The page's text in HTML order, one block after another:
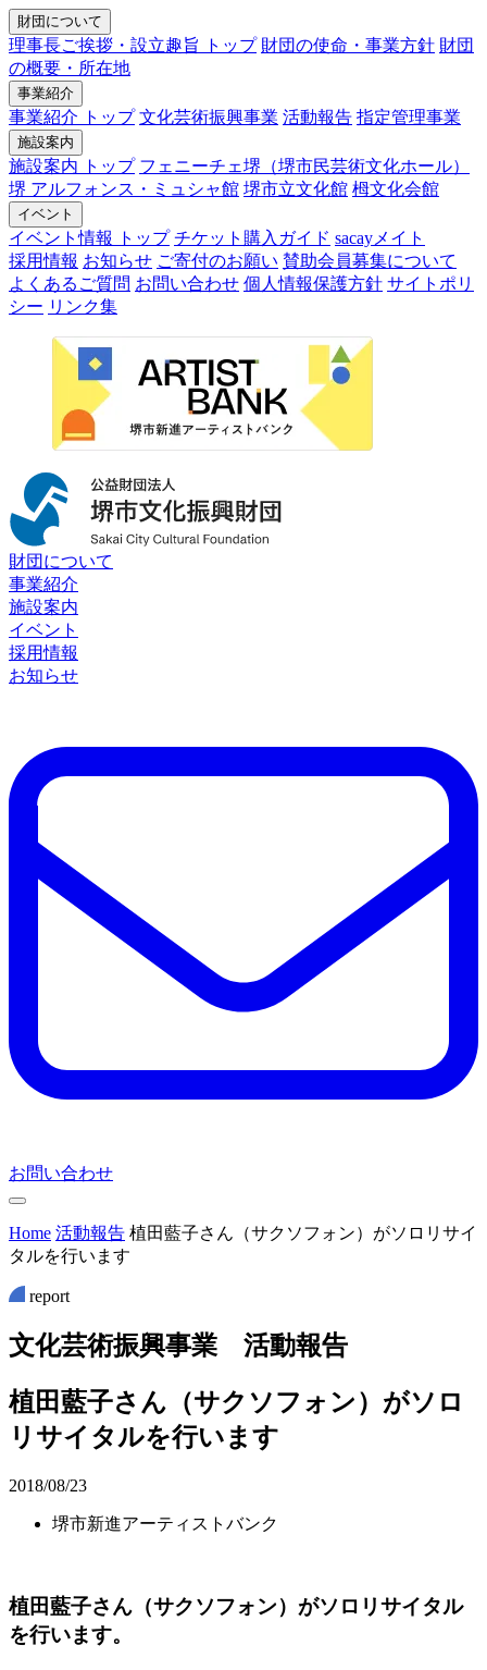
財団について
理事長ご挨拶・設立趣旨 トップ 財団の使命・事業方針 財団
の概要・所在地
事業紹介
事業紹介 トップ 文化芸術振興事業 活動報告 指定管理事業
施設案内
施設案内 トップ フェニーチェ堺（堺市民芸術文化ホール）
堺 アルフォンス・ミュシャ館 堺市立文化館 栂文化会館
イベント
イベント情報 トップ チケット購入ガイド sacayメイト
採用情報 お知らせ ご寄付のお願い 賛助会員募集について
よくあるご質問 お問い合わせ 個人情報保護方針 サイトポリ
シー リンク集
財団について
事業紹介
施設案内
イベント
採用情報
お知らせ
お問い合わせ
Home 活動報告 植田藍子さん（サクソフォン）がソロリサイ
タルを行います
report
文化芸術振興事業 活動報告
植田藍子さん（サクソフォン）がソロ
リサイタルを行います
2018/08/23
堺市新進アーティストバンク
植田藍子さん（サクソフォン）がソロリサイタル
を行います。